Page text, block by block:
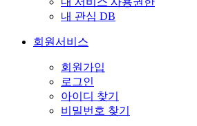
내 관심 DB
회원서비스
회원가입
로그인
아이디 찾기
비밀번호 찾기